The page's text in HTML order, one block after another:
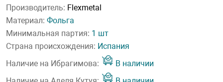
Производитель: Flexmetal
Материал: Фольга
Минимальная партия: 1 шт
Страна происхождения: Испания
Наличие на Ибрагимова:
В наличии